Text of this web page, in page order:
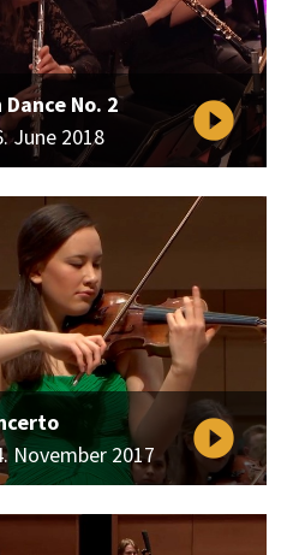
No. 2
June 2018
play_circle_filled
November 2017
play_circle_filled